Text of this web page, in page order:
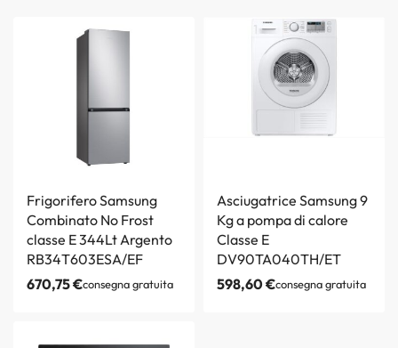
Frigorifero Samsung
Combinato No Frost
classe E 344Lt Argento
RB34T603ESA/EF
670,75€consegna gratuita
Asciugatrice Samsung 9
Kg a pompa di calore
Classe E
DV90TA040TH/ET
598,60€consegna gratuita